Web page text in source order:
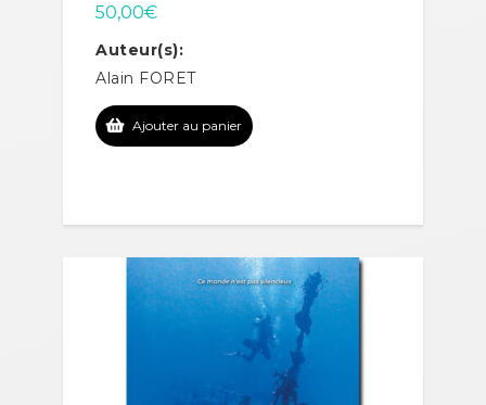
50,00€
Auteur(s):
Alain FORET
Ajouter au panier